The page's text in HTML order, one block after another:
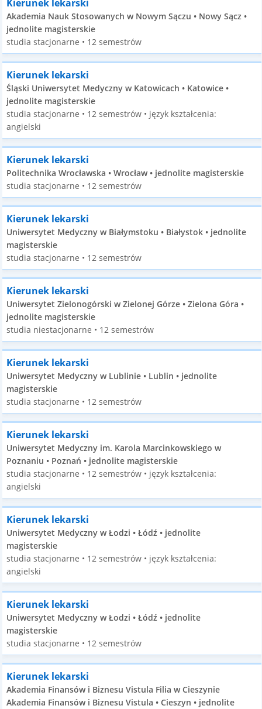
Kierunek lekarski
Akademia Nauk Stosowanych w Nowym Sączu • Nowy Sącz •
jednolite magisterskie
studia stacjonarne • 12 semestrów
Kierunek lekarski
Śląski Uniwersytet Medyczny w Katowicach • Katowice •
jednolite magisterskie
studia stacjonarne • 12 semestrów • język kształcenia:
angielski
Kierunek lekarski
Politechnika Wrocławska • Wrocław • jednolite magisterskie
studia stacjonarne • 12 semestrów
Kierunek lekarski
Uniwersytet Medyczny w Białymstoku • Białystok • jednolite
magisterskie
studia stacjonarne • 12 semestrów
Kierunek lekarski
Uniwersytet Zielonogórski w Zielonej Górze • Zielona Góra •
jednolite magisterskie
studia niestacjonarne • 12 semestrów
Kierunek lekarski
Uniwersytet Medyczny w Lublinie • Lublin • jednolite
magisterskie
studia stacjonarne • 12 semestrów
Kierunek lekarski
Uniwersytet Medyczny im. Karola Marcinkowskiego w
Poznaniu • Poznań • jednolite magisterskie
studia stacjonarne • 12 semestrów • język kształcenia:
angielski
Kierunek lekarski
Uniwersytet Medyczny w Łodzi • Łódź • jednolite
magisterskie
studia stacjonarne • 12 semestrów • język kształcenia:
angielski
Kierunek lekarski
Uniwersytet Medyczny w Łodzi • Łódź • jednolite
magisterskie
studia stacjonarne • 12 semestrów
Kierunek lekarski
Akademia Finansów i Biznesu Vistula Filia w Cieszynie
Akademia Finansów i Biznesu Vistula • Cieszyn • jednolite